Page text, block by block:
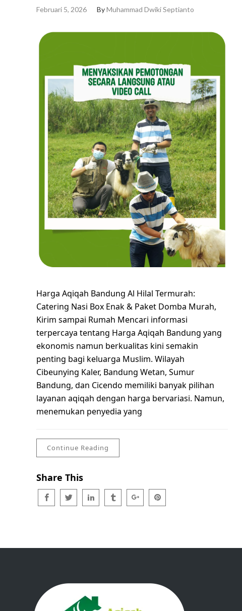
Februari 5, 2026 ByMuhammad Dwiki Septianto
Harga Aqiqah Bandung Al Hilal Termurah:
Catering Nasi Box Enak & Paket Domba Murah,
Kirim sampai Rumah Mencari informasi
terpercaya tentang Harga Aqiqah Bandung yang
ekonomis namun berkualitas kini semakin
penting bagi keluarga Muslim. Wilayah
Cibeunying Kaler, Bandung Wetan, Sumur
Bandung, dan Cicendo memiliki banyak pilihan
layanan aqiqah dengan harga bervariasi. Namun,
menemukan penyedia yang
Continue Reading
Share This